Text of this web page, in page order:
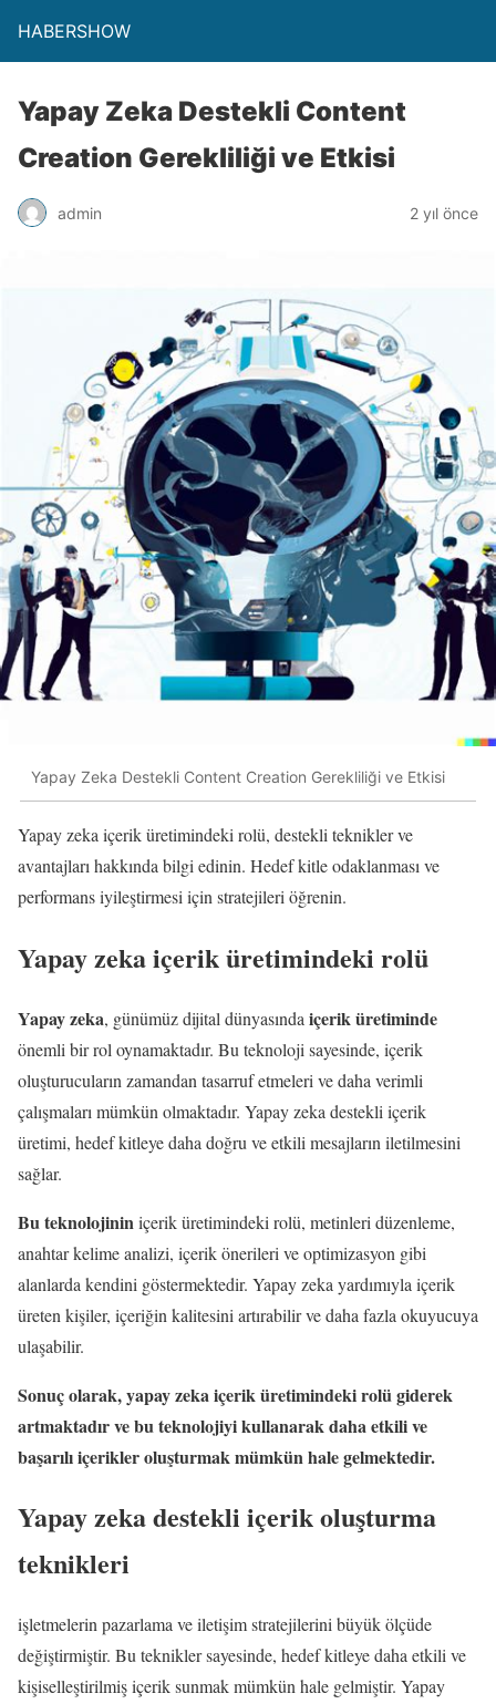
HABERSHOW
Yapay Zeka Destekli Content
Creation Gerekliliği ve Etkisi
admin 2 yıl önce
Yapay Zeka Destekli Content Creation Gerekliliği ve Etkisi
Yapay zeka içerik üretimindeki rolü, destekli teknikler ve
avantajları hakkında bilgi edinin. Hedef kitle odaklanması ve
performans iyileştirmesi için stratejileri öğrenin.
Yapay zeka içerik üretimindeki rolü
Yapay zeka, günümüz dijital dünyasında içerik üretiminde
önemli bir rol oynamaktadır. Bu teknoloji sayesinde, içerik
oluşturucuların zamandan tasarruf etmeleri ve daha verimli
çalışmaları mümkün olmaktadır. Yapay zeka destekli içerik
üretimi, hedef kitleye daha doğru ve etkili mesajların iletilmesini
sağlar.
Bu teknolojinin içerik üretimindeki rolü, metinleri düzenleme,
anahtar kelime analizi, içerik önerileri ve optimizasyon gibi
alanlarda kendini göstermektedir. Yapay zeka yardımıyla içerik
üreten kişiler, içeriğin kalitesini artırabilir ve daha fazla okuyucuya
ulaşabilir.
Sonuç olarak, yapay zeka içerik üretimindeki rolü giderek
artmaktadır ve bu teknolojiyi kullanarak daha etkili ve
başarılı içerikler oluşturmak mümkün hale gelmektedir.
Yapay zeka destekli içerik oluşturma
teknikleri
işletmelerin pazarlama ve iletişim stratejilerini büyük ölçüde
değiştirmiştir. Bu teknikler sayesinde, hedef kitleye daha etkili ve
kişiselleştirilmiş içerik sunmak mümkün hale gelmiştir. Yapay